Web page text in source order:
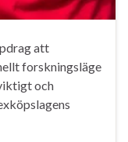
att
forskningsläge
och